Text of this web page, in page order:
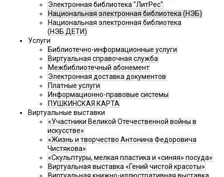
Электронная библиотека "ЛитРес"
Национальная электронная библиотека (НЭБ)
Национальная электронная библиотека
(НЭБ.ДЕТИ)
Услуги
Библиотечно-информационные услуги
Виртуальная справочная служба
Межбиблиотечный абонемент
Электронная доставка документов
Платные услуги
Информационно-правовые системы
ПУШКИНСКАЯ КАРТА
Виртуальные выставки
«Участники Великой Отечественной войны в
искусстве»
«Жизнь и творчество Антонина Федоровича
Чистякова»
«Скульптуры, мелкая пластика и «синяя» посуда»
Виртуальная выставка «Гений чистой красоты»